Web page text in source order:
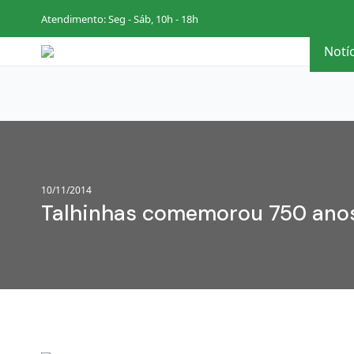
Atendimento: Seg - Sáb, 10h - 18h
10/11/2014
Talhinhas comemorou 750